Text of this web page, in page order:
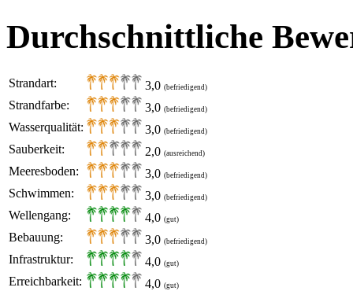
Durchschnittliche
Strandart: 3,0 (befriedigend)
Strandfarbe: 3,0 (befriedigend)
Wasserqualität: 3,0 (befriedigend)
Sauberkeit: 2,0 (ausreichend)
Meeresboden: 3,0 (befriedigend)
Schwimmen: 3,0 (befriedigend)
Wellengang: 4,0 (gut)
Bebauung: 3,0 (befriedigend)
Infrastruktur: 4,0 (gut)
Erreichbarkeit: 4,0 (gut)